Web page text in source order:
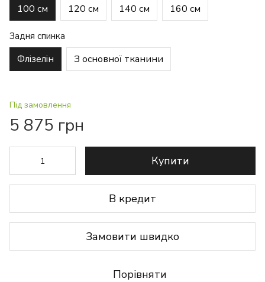
100 см 120 см 140 см 160 см
Задня спинка
Флізелін З основної тканини
Під замовлення
5 875 грн
Купити
В кредит
Замовити швидко
Порівняти